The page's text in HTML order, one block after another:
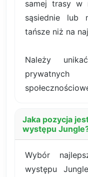
samej trasy w
sąsiednie lub
tańsze niż na
Należy
Jaka pozycja
występu
Wybór
występu